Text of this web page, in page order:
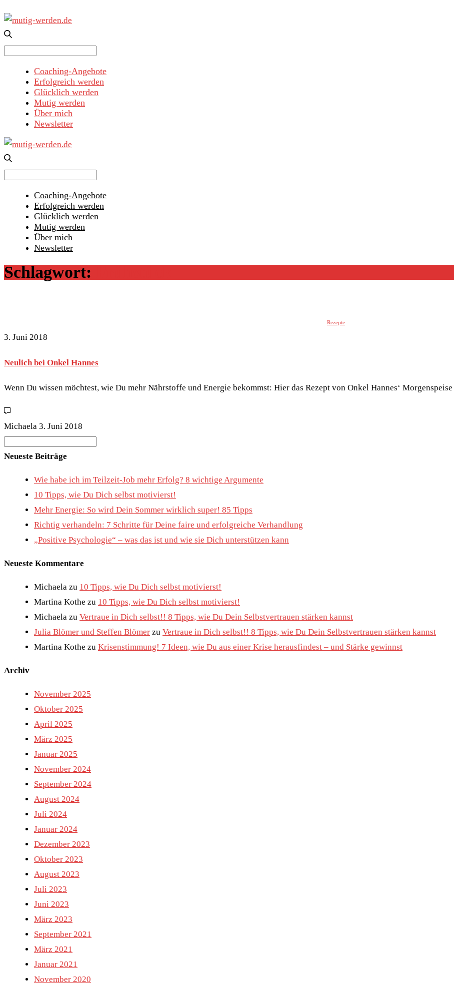
Coaching-Angebote
Erfolgreich werden
Glücklich werden
Mutig werden
Über mich
Newsletter
Coaching-Angebote
Erfolgreich werden
Glücklich werden
Mutig werden
Über mich
Newsletter
Schlagwort:
Rezepte
3. Juni 2018
Neulich bei Onkel Hannes
Wenn Du wissen möchtest, wie Du mehr Nährstoffe und Energie bekommst: Hier das Rezept von Onkel Hannes‘
Michaela 3. Juni 2018
for:
Neueste Beiträge
Wie habe ich im Teilzeit-Job mehr Erfolg? 8 wichtige Argumente
10 Tipps, wie Du Dich selbst motivierst!
Mehr Energie: So wird Dein Sommer wirklich super! 85 Tipps
Richtig verhandeln: 7 Schritte für Deine faire und erfolgreiche Verhandlung
„Positive Psychologie“ – was das ist und wie sie Dich unterstützen kann
Neueste Kommentare
Michaela zu 10 Tipps, wie Du Dich selbst motivierst!
Martina Kothe zu 10 Tipps, wie Du Dich selbst motivierst!
Michaela zu Vertraue in Dich selbst!! 8 Tipps, wie Du Dein Selbstvertrauen stärken kannst
Julia Blömer und Steffen Blömer zu Vertraue in Dich selbst!! 8 Tipps, wie Du Dein Selbstvertrauen stärken kannst
Martina Kothe zu Krisenstimmung! 7 Ideen, wie Du aus einer Krise herausfindest – und Stärke gewinnst
Archiv
November 2025
Oktober 2025
April 2025
März 2025
Januar 2025
November 2024
September 2024
August 2024
Juli 2024
Januar 2024
Dezember 2023
Oktober 2023
August 2023
Juli 2023
Juni 2023
März 2023
September 2021
März 2021
Januar 2021
November 2020